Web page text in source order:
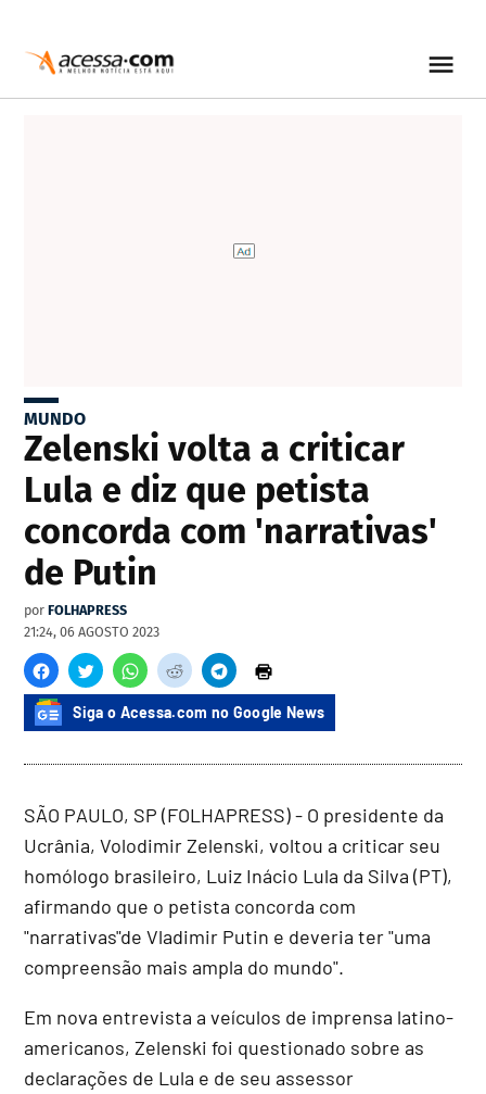
MUNDO
Zelenski volta a criticar
Lula e diz que petista
concorda com 'narrativas'
de Putin
por FOLHAPRESS
21:24, 06 AGOSTO 2023
Siga o Acessa.com no Google News
SÃO PAULO, SP (FOLHAPRESS) - O presidente da
Ucrânia, Volodimir Zelenski, voltou a criticar seu
homólogo brasileiro, Luiz Inácio Lula da Silva (PT),
afirmando que o petista concorda com
"narrativas"de Vladimir Putin e deveria ter "uma
compreensão mais ampla do mundo".
Em nova entrevista a veículos de imprensa latino-
americanos, Zelenski foi questionado sobre as
declarações de Lula e de seu assessor